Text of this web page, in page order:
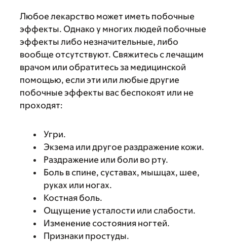
Любое лекарство может иметь побочные
эффекты. Однако у многих людей побочные
эффекты либо незначительные, либо
вообще отсутствуют. Свяжитесь с лечащим
врачом или обратитесь за медицинской
помощью, если эти или любые другие
побочные эффекты вас беспокоят или не
проходят:
Угри.
Экзема или другое раздражение кожи.
Раздражение или боли во рту.
Боль в спине, суставах, мышцах, шее,
руках или ногах.
Костная боль.
Ощущение усталости или слабости.
Изменение состояния ногтей.
Признаки простуды.